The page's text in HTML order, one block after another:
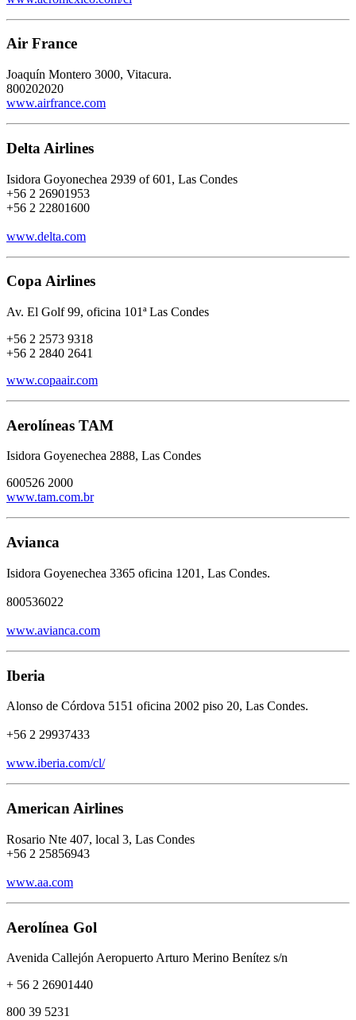
Air France
Joaquín Montero 3000, Vitacura.
800202020
www.airfrance.com
Delta Airlines
Isidora Goyonechea 2939 of 601, Las Condes
+56 2 26901953
+56 2 22801600
www.delta.com
Copa Airlines
Av. El Golf 99, oficina 101ª Las Condes
+56 2 2573 9318
+56 2 2840 2641
www.copaair.com
Aerolíneas TAM
Isidora Goyenechea 2888, Las Condes
600526 2000
www.tam.com.br
Avianca
Isidora Goyenechea 3365 oficina 1201, Las Condes.
800536022
www.avianca.com
Iberia
Alonso de Córdova 5151 oficina 2002 piso 20, Las Condes.
+56 2 29937433
www.iberia.com/cl/
American Airlines
Rosario Nte 407, local 3, Las Condes
+56 2 25856943
www.aa.com
Aerolínea Gol
Avenida Callejón Aeropuerto Arturo Merino Benítez s/n
+ 56 2 26901440
800 39 5231